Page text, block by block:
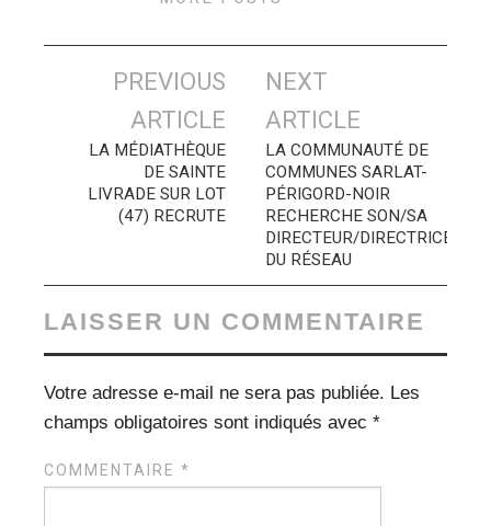
Navigation
articles
PREVIOUS
ARTICLE
LA MÉDIATHÈQUE
DE SAINTE
LIVRADE SUR LOT
(47) RECRUTE
NEXT
ARTICLE
LA COMMUNAUTÉ DE
COMMUNES SARLAT-
PÉRIGORD-NOIR
RECHERCHE SON/SA
DIRECTEUR/DIRECTRICE
DU RÉSEAU
LAISSER UN COMMENTAIRE
Votre adresse e-mail ne sera pas publiée. Les
champs obligatoires sont indiqués avec*
COMMENTAIRE*